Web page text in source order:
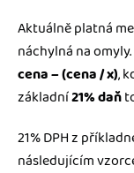
Aktuálně platná
náchylná na
cena – (cena / x),
základní21% daň
21% DPH z
následujícím